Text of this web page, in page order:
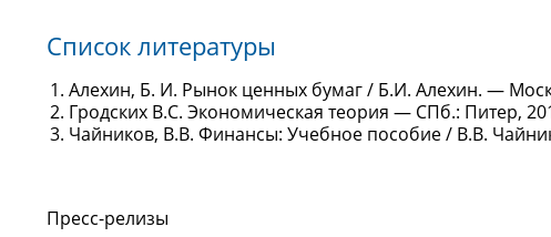
Список литературы
Алехин, Б. И. Рынок ценных бумаг / Б.И. Алехин. —
Гродских В.С. Экономическая теория — СПб.: Питер,
Чайников, В.В. Финансы: Учебное пособие / В.В.
Пресс-релизы